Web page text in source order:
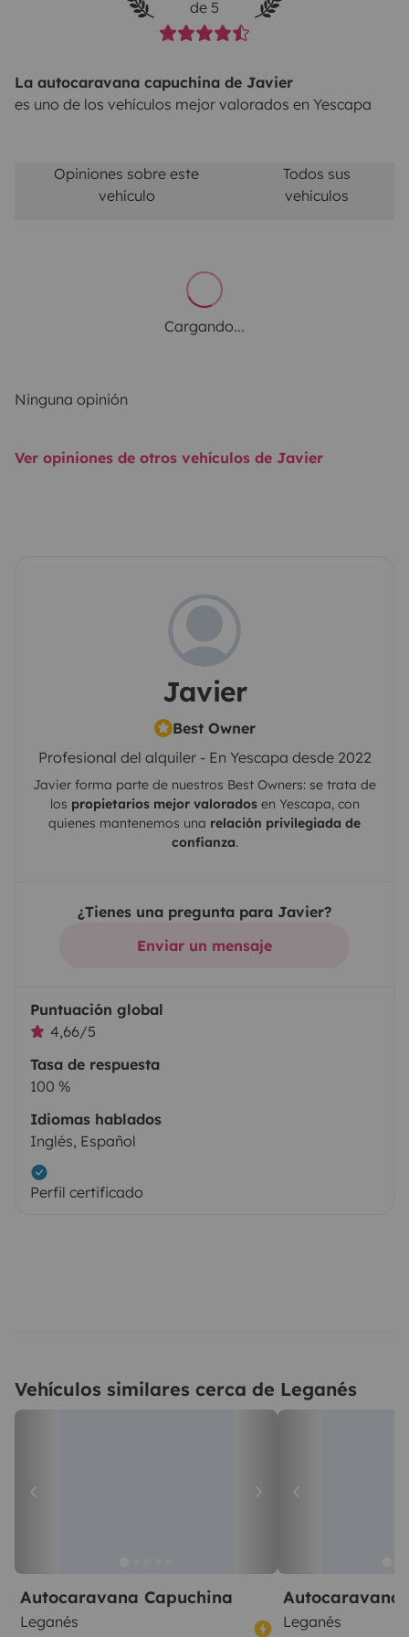
de 5
La autocaravana capuchina de Javier
es uno de los vehículos mejor valorados en Yescapa
Opiniones sobre este
vehículo
Todos sus
vehículos
Cargando...
Ninguna opinión
Ver opiniones de otros vehículos de Javier
Javier
Best Owner
Profesional del alquiler - En Yescapa desde 2022
Javier forma parte de nuestros Best Owners: se trata de
los propietarios mejor valoradosen Yescapa, con
quienes mantenemos una relación privilegiada de
confianza.
¿Tienes una pregunta para Javier?
Enviar un mensaje
Puntuación global
4,66/5
Tasa de respuesta
100 %
Idiomas hablados
Inglés, Español
Perfil certificado
Vehículos similares cerca de Leganés
Autocaravana Capuchina
Leganés
Autocaravana
Leganés